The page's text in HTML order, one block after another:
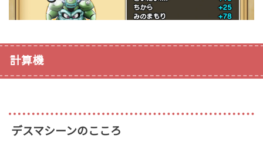
計算機
デスマシーンのこころ